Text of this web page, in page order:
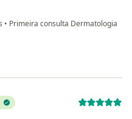
• Primeira consulta Dermatologia